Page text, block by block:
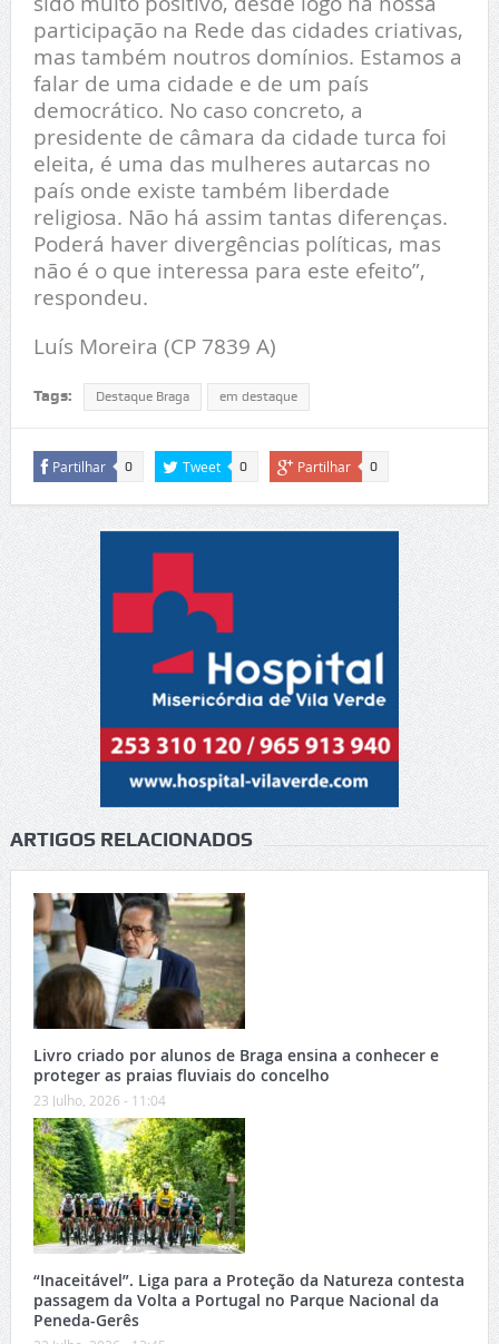
participação na Rede das cidades criativas,
mas também noutros domínios. Estamos a
falar de uma cidade e de um país
democrático. No caso concreto, a
presidente de câmara da cidade turca foi
eleita, é uma das mulheres autarcas no
país onde existe também liberdade
religiosa. Não há assim tantas diferenças.
Poderá haver divergências políticas, mas
não é o que interessa para este efeito”,
respondeu.
Luís Moreira (CP 7839 A)
Tags: Destaque Braga em destaque
Partilhar 0 Tweet 0 Partilhar 0
ARTIGOS RELACIONADOS
Livro criado por alunos de Braga ensina a conhecer e
proteger as praias fluviais do concelho
23 Julho, 2026 - 11:04
“Inaceitável”. Liga para a Proteção da Natureza contesta
passagem da Volta a Portugal no Parque Nacional da
Peneda-Gerês